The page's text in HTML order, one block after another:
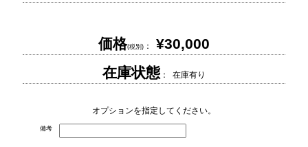
価格(税別)： ¥30,000
在庫状態： 在庫有り
オプションを指定してください。
備考